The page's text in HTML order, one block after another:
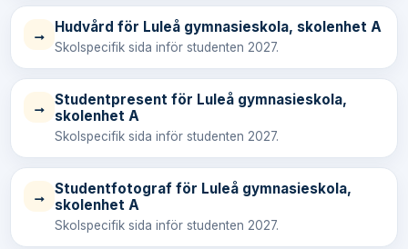
→ Hudvård för Luleå gymnasieskola, skolenhet A
Skolspecifik sida inför studenten 2027.
→ Studentpresent för Luleå gymnasieskola,
skolenhet A
Skolspecifik sida inför studenten 2027.
→ Studentfotograf för Luleå gymnasieskola,
skolenhet A
Skolspecifik sida inför studenten 2027.